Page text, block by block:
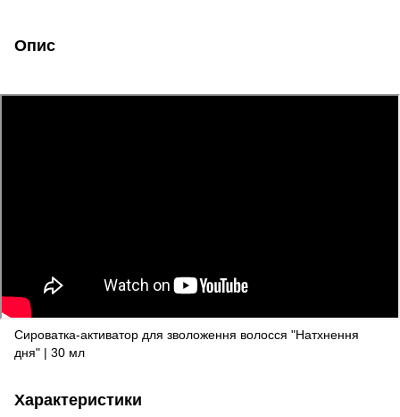
Опис
Сироватка-активатор для зволоження волосся "Натхнення
дня" | 30 мл
Характеристики